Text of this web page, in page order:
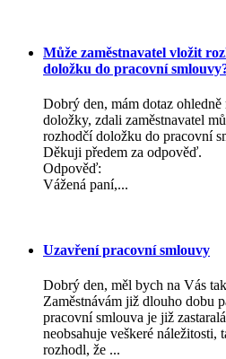
Může zaměstnavatel vložit
doložku do pracovní
Dobrý den, mám dotaz ohledně
doložky, zdali zaměstnavatel
rozhodčí doložku do pracovní
Děkuji předem za odpověď.
Odpověď:
Vážená paní,...
Uzavření pracovní smlouvy
Dobrý den, měl bych na Vás
Zaměstnávám již dlouho dobu
pracovní smlouva je již
neobsahuje veškeré náležitosti,
rozhodl, že ...